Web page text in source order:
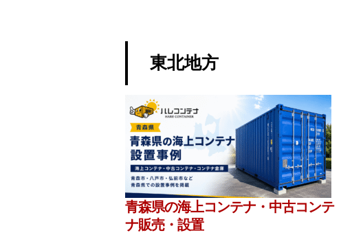
東北地方
青森県の海上コンテナ・中古コンテ
ナ販売・設置